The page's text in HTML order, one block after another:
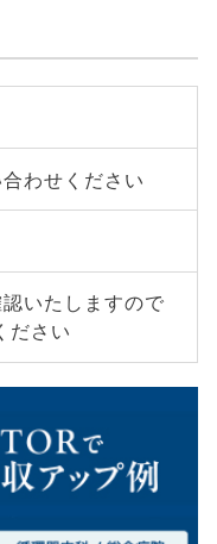
わせください
いたしますので
ださい